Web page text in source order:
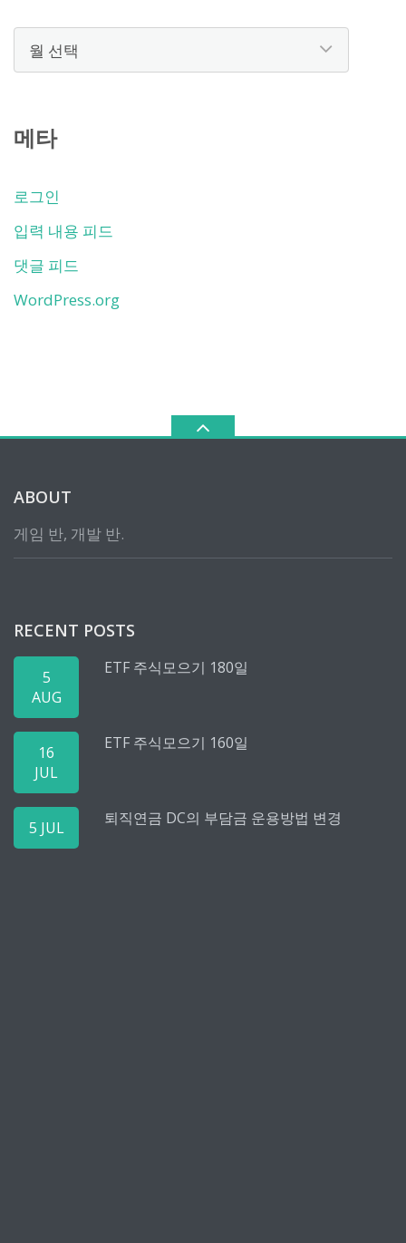
메타
로그인
입력 내용 피드
댓글 피드
WordPress.org
ABOUT
게임 반, 개발 반.
RECENT POSTS
5
AUG
ETF 주식모으기 180일
16
JUL
ETF 주식모으기 160일
5 JUL 퇴직연금 DC의 부담금 운용방법 변경